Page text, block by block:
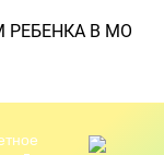
В МО